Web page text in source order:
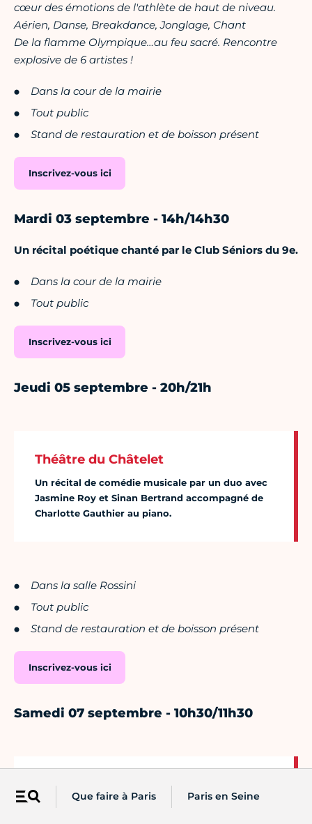
Menu Que faire à Paris Paris en Seine
cœur des émotions de l'athlète de haut de niveau.
Aérien, Danse, Breakdance, Jonglage, Chant
De la flamme Olympique…au feu sacré. Rencontre
explosive de 6 artistes !
Dans la cour de la mairie
Tout public
Stand de restauration et de boisson présent
Inscrivez-vous ici
Mardi 03 septembre - 14h/14h30
Un récital poétique chanté par le Club Séniors du 9e.
Dans la cour de la mairie
Tout public
Inscrivez-vous ici
Jeudi 05 septembre - 20h/21h
Théâtre du Châtelet
Un récital de comédie musicale par un duo avec
Jasmine Roy et Sinan Bertrand accompagné de
Charlotte Gauthier au piano.
Dans la salle Rossini
Tout public
Stand de restauration et de boisson présent
Inscrivez-vous ici
Samedi 07 septembre - 10h30/11h30
Théâtre du Châtelet
Un spectacle musical d'éveil pour les enfants